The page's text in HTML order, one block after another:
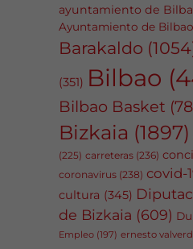
ayuntamiento de
Ayuntamiento de Bilbao
Barakaldo
(351) Bilbao
Bilbao Basket
Bizkaia (1897)
(225) carreteras (236)
coronavirus (238) covid-
cultura (345)
de Bizkaia (609)
Empleo (197) ernesto